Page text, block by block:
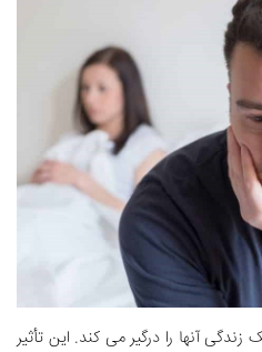
آنها را درگیر می کند. این تأثیر